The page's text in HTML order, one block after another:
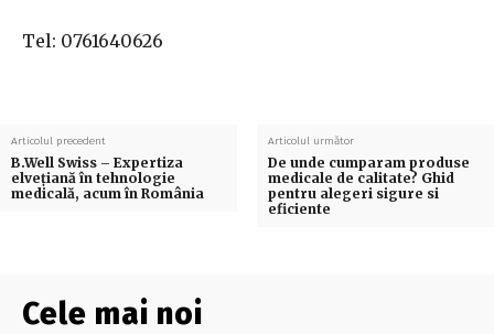
Tel: 0761640626
Articolul precedent
B.Well Swiss – Expertiza
elvețiană în tehnologie
medicală, acum în România
Articolul următor
De unde cumparam produse
medicale de calitate? Ghid
pentru alegeri sigure si
eficiente
Cele mai noi